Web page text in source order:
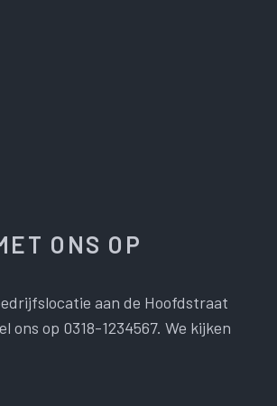
ONS OP
aan de Hoofdstraat
ons op 0318-1234567. We kijken